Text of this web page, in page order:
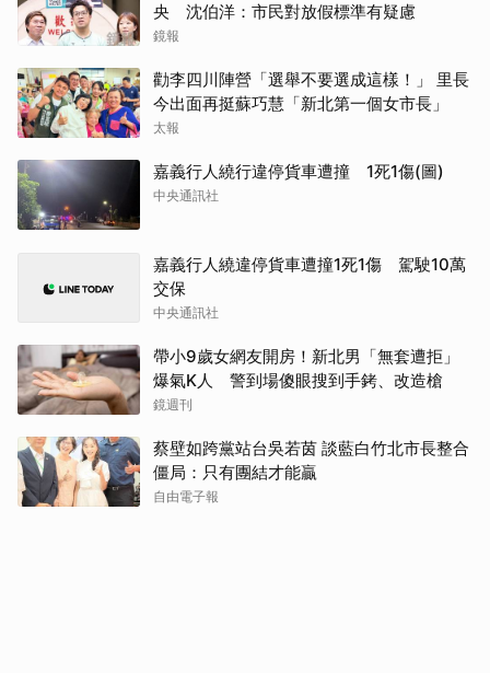
央 沈伯洋：市民對放假標準有疑慮
鏡報
勸李四川陣營「選舉不要選成這樣！」 里長
今出面再挺蘇巧慧「新北第一個女市長」
太報
嘉義行人繞行違停貨車遭撞 1死1傷(圖)
中央通訊社
嘉義行人繞違停貨車遭撞1死1傷 駕駛10萬
交保
中央通訊社
帶小9歲女網友開房！新北男「無套遭拒」
爆氣K人 警到場傻眼搜到手銬、改造槍
鏡週刊
蔡壁如跨黨站台吳若茵 談藍白竹北市長整合
僵局：只有團結才能贏
自由電子報